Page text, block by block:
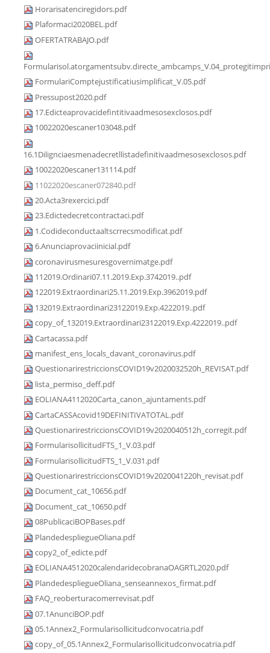
Horarisatenciregidors.pdf
Plaformaci2020BEL.pdf
OFERTATRABAJO.pdf
FormulariComptejustificatiusimplificat_V.05.pdf
Pressupost2020.pdf
17.Edicteaprovacidefintitivaadmesosexclosos.pdf
10022020escaner103048.pdf
16.1Dilignciaesmenadecretllistadefinitivaadmesosexclosos.pdf
10022020escaner131114.pdf
11022020escaner072840.pdf
20.Acta3rexercici.pdf
23.Edictedecretcontractaci.pdf
1.Codideconductaaltscrrecsmodificat.pdf
6.Anunciaprovaciinicial.pdf
coronavirusmesuresgovernimatge.pdf
112019.Ordinari07.11.2019.Exp.3742019..pdf
122019.Extraordinari25.11.2019.Exp.3962019.pdf
132019.Extraordinari23122019.Exp.4222019..pdf
copy_of_132019.Extraordinari23122019.Exp.4222019..pdf
Cartacassa.pdf
manifest_ens_locals_davant_coronavirus.pdf
QuestionarirestriccionsCOVID19v2020032520h_REVISAT.pdf
lista_permiso_deff.pdf
EOLIANA4112020Carta_canon_ajuntaments.pdf
CartaCASSAcovid19DEFINITIVATOTAL.pdf
QuestionarirestriccionsCOVID19v2020040512h_corregit.pdf
FormularisollicitudFTS_1_V.03.pdf
FormularisollicitudFTS_1_V.031.pdf
QuestionarirestriccionsCOVID19v2020041220h_revisat.pdf
Document_cat_10656.pdf
Document_cat_10650.pdf
08PublicaciBOPBases.pdf
PlandedespliegueOliana.pdf
copy2_of_edicte.pdf
EOLIANA4512020calendaridecobranaOAGRTL2020.pdf
PlandedespliegueOliana_senseannexos_firmat.pdf
FAQ_reoberturacomerrevisat.pdf
07.1AnunciBOP.pdf
05.1Annex2_Formularisollicitudconvocatria.pdf
copy_of_05.1Annex2_Formularisollicitudconvocatria.pdf